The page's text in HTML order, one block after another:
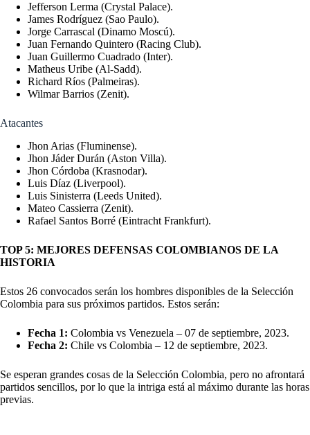
Jefferson Lerma (Crystal Palace).
James Rodríguez (Sao Paulo).
Jorge Carrascal (Dinamo Moscú).
Juan Fernando Quintero (Racing Club).
Juan Guillermo Cuadrado (Inter).
Matheus Uribe (Al-Sadd).
Richard Ríos (Palmeiras).
Wilmar Barrios (Zenit).
Atacantes
Jhon Arias (Fluminense).
Jhon Jáder Durán (Aston Villa).
Jhon Córdoba (Krasnodar).
Luis Díaz (Liverpool).
Luis Sinisterra (Leeds United).
Mateo Cassierra (Zenit).
Rafael Santos Borré (Eintracht Frankfurt).
TOP 5: MEJORES DEFENSAS COLOMBIANOS DE LA
HISTORIA
Estos 26 convocados serán los hombres disponibles de la Selección
Colombia para sus próximos partidos. Estos serán:
Fecha 1: Colombia vs Venezuela – 07 de septiembre, 2023.
Fecha 2: Chile vs Colombia – 12 de septiembre, 2023.
Se esperan grandes cosas de la Selección Colombia, pero no afrontará
partidos sencillos, por lo que la intriga está al máximo durante las horas
previas.